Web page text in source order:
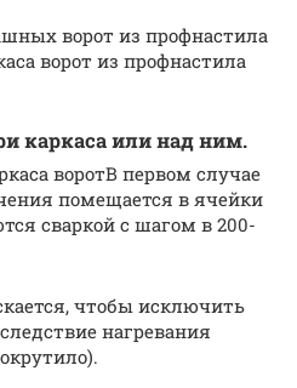
ворот из профнастила
ворот из профнастила
каркаса или над ним.
воротВ первом случае
помещается в ячейки
сваркой с шагом в 200-
чтобы исключить
нагревания